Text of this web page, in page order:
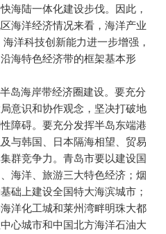
海陆一体化建设步伐。因此，
海洋经济情况来看，海洋产业
海洋科技创新能力进一步增强，
海特色经济带的框架基本形
岛海岸带经济圈建设。要充分
意识和协作观念，坚决打破地
障碍。要充分发挥半岛东端港
与韩国、日本隔海相望、贸易
群竞争力。青岛市要以建设国
海洋、旅游三大特色经济；烟
础上建设全国特大海滨城市；
洋化工城和莱州湾畔明珠大都
心城市和中国北方海洋石油大